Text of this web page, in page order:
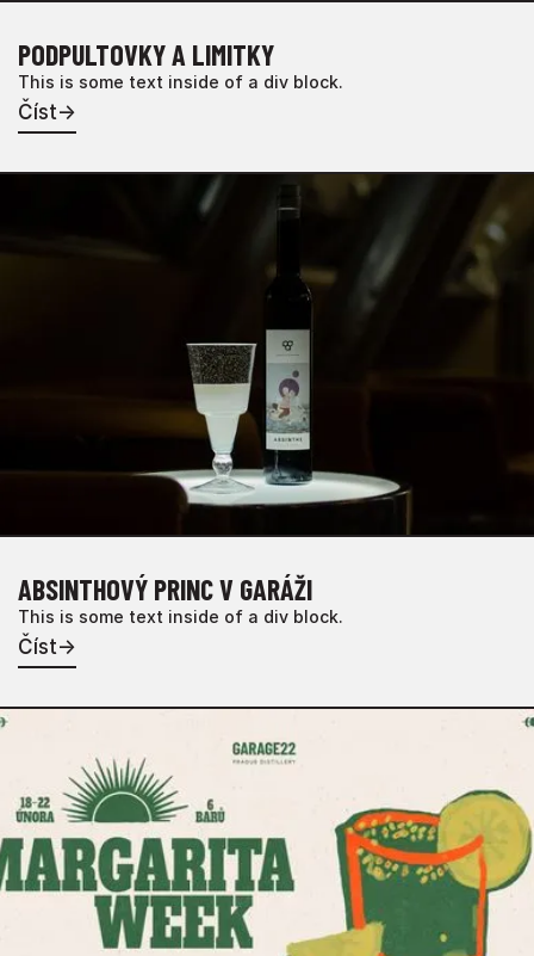
PODPULTOVKY A LIMITKY
This is some text inside of a div block.
Číst→
ABSINTHOVÝ PRINC V GARÁŽI
This is some text inside of a div block.
Číst→